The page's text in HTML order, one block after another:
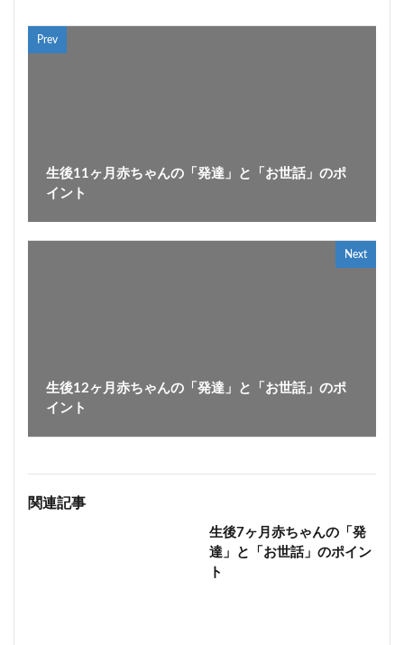
Prev
生後11ヶ月赤ちゃんの「発達」と「お世話」のポ
イント
Next
生後12ヶ月赤ちゃんの「発達」と「お世話」のポ
イント
関連記事
生後7ヶ月赤ちゃんの「発
達」と「お世話」のポイン
ト